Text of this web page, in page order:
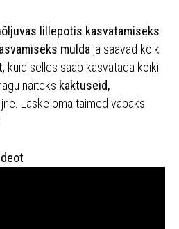
lillepotis kasvatamiseks
mulda ja saavad kõik
, kuid selles saab kasvatada kõiki
näiteks kaktuseid,
jne. Laske oma taimed vabaks